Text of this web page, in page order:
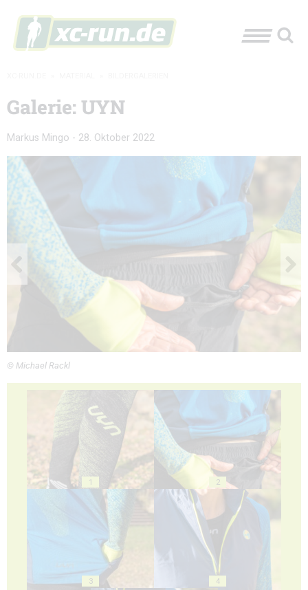
Galerie: UYN
Markus Mingo - 28. Oktober 2022
© Michael Rackl
1 2
3 4